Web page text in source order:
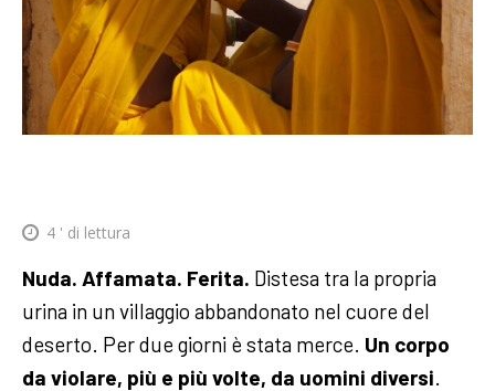
4 ' di lettura
Nuda. Affamata. Ferita. Distesa tra la propria
urina in un villaggio abbandonato nel cuore del
deserto. Per due giorni è stata merce. Un corpo
da violare, più e più volte, da uomini diversi.